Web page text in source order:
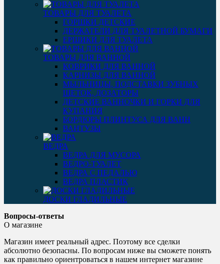
ТОВАРЫ ДЛЯ ТУАЛЕТА
ГОРШКИ ДЕТСКИЕ
ДЕРЖАТЕЛИ ДЛЯ ТУАЛЕТНОЙ БУМАГИ
ЕРШИКИ ДЛЯ ТУАЛЕТА
ТОВАРЫ ДЛЯ ВАННОЙ
КОВРИКИ ДЛЯ ВАННОЙ
КАРНИЗЫ ДЛЯ ВАННОЙ
МЫЛЬНИЦЫ, ПОДСТАВКИ ЗУБНЫХ
ЩЕТОК, ДОЗАТОРЫ
ДЕТСКИЕ ВАННОЧКИ И ГОРКИ ДЛЯ
КУПАНИЯ
БОРДЮРЫ ПЛИНТУСА ДЛЯ ВАНН
ВАНТУЗЫ
ВЕДРА
ВЕДРА ДЛЯ МУСОРА
ВЕДРО-ТУАЛЕТ
ВЕДРА С ПЕДАЛЬЮ
ВЕДРА ПЛАСТИК
ДОСКИ ГЛАДИЛЬНЫЕ
Вопросы-ответы
О магазине
Магазин имеет реальный адрес. Поэтому все сделки
абсолютно безопасны. По вопросам ниже вы сможете понять
как правильно ориентроваться в нашем интернет магазине